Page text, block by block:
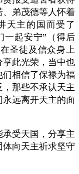
弟茂德等人怀着
天主的国而受了
一起安宁”（得后
圣徒及信众身上
此光荣，当中也
相信了保禄为福
，那些不承认天主
远离开天主的面
受天国，分享主
向天主祈求坚守